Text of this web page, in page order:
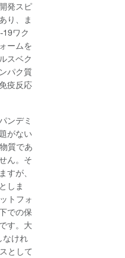
発スピ
り、ま
19ワク
ームを
スベク
パク質
疫反応
ンデミ
がない
質であ
ん。そ
すが、
しま
トフォ
での保
す。大
なけれ
として